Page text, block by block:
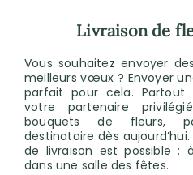
Livraison de
Vous souhaitez envoyer
meilleurs vœux ? Envoyer
parfait pour cela. Partout
votre partenaire
bouquets de fleurs,
destinataire dès
de livraison est possible :
dans une salle des fêtes.